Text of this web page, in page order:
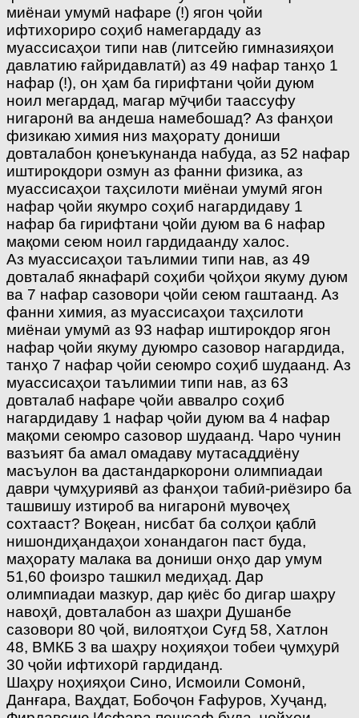
миёнаи умумӣ нафаре (!) ягон ҷойи
ифтихориро соҳиб намегардаду аз
муассисаҳои типи нав (литсейю гимназияҳои
давлатию ғайридавлатӣ) аз 49 нафар танҳо 1
нафар (!), он ҳам ба гирифтани ҷойи дуюм
ноил мегардад, магар мӯҷиби таассуфу
нигаронӣ ва андеша намебошад? Аз фанҳои
физикаю химия низ маҳорату дониши
довталабон қонеъкунанда набуда, аз 52 нафар
иштирокдори озмун аз фанни физика, аз
муассисаҳои таҳсилоти миёнаи умумӣ ягон
нафар ҷойи якумро соҳиб нагардидаву 1
нафар ба гирифтани ҷойи дуюм ва 6 нафар
мақоми сеюм ноил гардидаанду халос.
Аз муассисаҳои таълимии типи нав, аз 49
довталаб якнафарӣ соҳиби ҷойҳои якуму дуюм
ва 7 нафар сазовори ҷойи сеюм гаштаанд. Аз
фанни химия, аз муассисаҳои таҳсилоти
миёнаи умумӣ аз 93 нафар иштирокдор ягон
нафар ҷойи якуму дуюмро сазовор нагардида,
танҳо 7 нафар ҷойи сеюмро соҳиб шудаанд. Аз
муассисаҳои таълимии типи нав, аз 63
довталаб нафаре ҷойи аввалро соҳиб
нагардидаву 1 нафар ҷойи дуюм ва 4 нафар
мақоми сеюмро сазовор шудаанд. Чаро чунин
вазъият ба амал омадаву мутасаддиёну
масъулон ва дастандаркорони олимпиадаи
даври ҷумҳуриявӣ аз фанҳои табиӣ-риёзиро ба
ташвишу изтироб ва нигаронӣ мувоҷеҳ
сохтааст? Воқеан, нисбат ба солҳои қаблӣ
нишондиҳандаҳои хонандагон паст буда,
маҳорату малака ва дониши онҳо дар умум
51,60 фоизро ташкил медиҳад. Дар
олимпиадаи мазкур, дар қиёс бо дигар шаҳру
навоҳӣ, довталабон аз шаҳри Душанбе
сазовори 80 ҷой, вилоятҳои Суғд 58, Хатлон
48, ВМКБ 3 ва шаҳру ноҳияҳои тобеи ҷумҳурӣ
30 ҷойи ифтихорӣ гардиданд.
Шаҳру ноҳияҳои Сино, Исмоили Сомонӣ,
Данғара, Ваҳдат, Бобоҷон Ғафуров, Хуҷанд,